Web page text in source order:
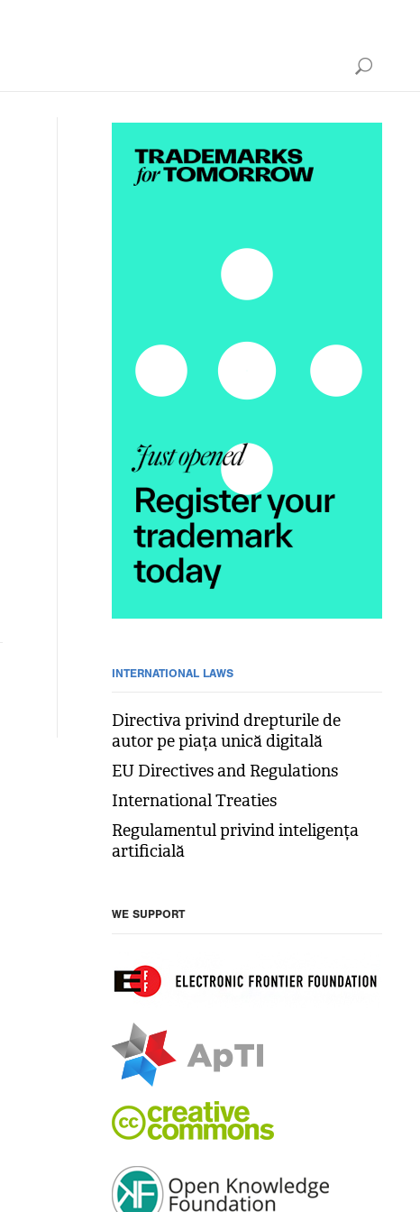
INTERNATIONAL LAWS
Directiva privind drepturile de
autor pe piața unică digitală
EU Directives and Regulations
International Treaties
Regulamentul privind inteligența
artificială
WE SUPPORT